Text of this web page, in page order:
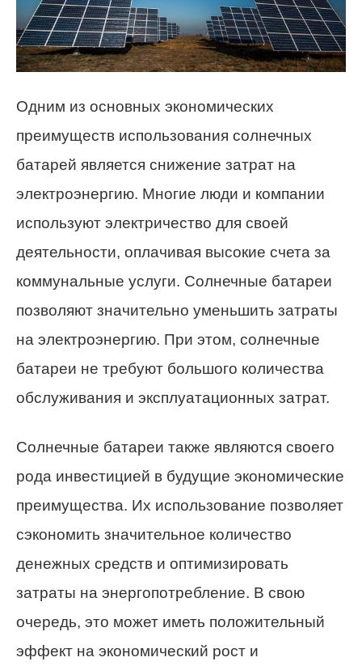
Одним из основных экономических
преимуществ использования солнечных
батарей является снижение затрат на
электроэнергию. Многие люди и компании
используют электричество для своей
деятельности, оплачивая высокие счета за
коммунальные услуги. Солнечные батареи
позволяют значительно уменьшить затраты
на электроэнергию. При этом, солнечные
батареи не требуют большого количества
обслуживания и эксплуатационных затрат.
Солнечные батареи также являются своего
рода инвестицией в будущие экономические
преимущества. Их использование позволяет
сэкономить значительное количество
денежных средств и оптимизировать
затраты на энергопотребление. В свою
очередь, это может иметь положительный
эффект на экономический рост и